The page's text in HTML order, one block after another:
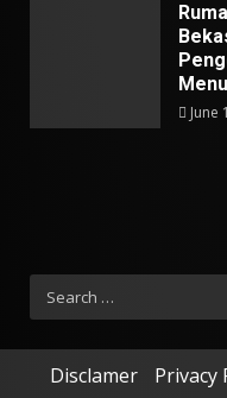
June
Search
for:
Disclamer Privacy